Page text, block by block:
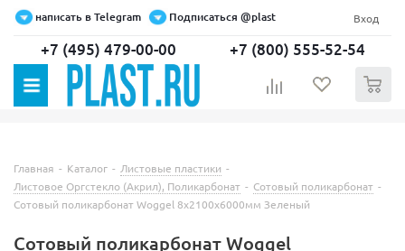
написать в Telegram Подписаться @plast Вход
+7 (495) 479-00-00 +7 (800) 555-52-54
Главная - Каталог - Листовые пластики -
Листовое Оргстекло (Акрил), Поликарбонат - Сотовый поликарбонат -
Сотовый поликарбонат Woggel 8х2100х6000мм Зеленый
Сотовый поликарбонат Woggel